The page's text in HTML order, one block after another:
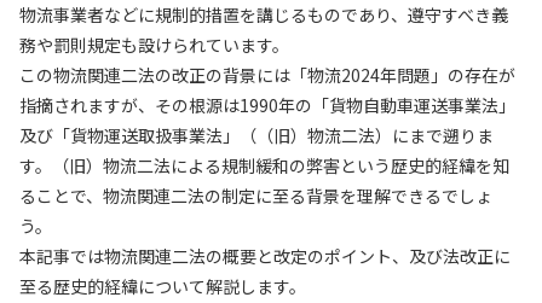
物流事業者などに規制的措置を講じるものであり、遵守すべき義
務や罰則規定も設けられています。
この物流関連二法の改正の背景には「物流2024年問題」の存在が
指摘されますが、その根源は1990年の「貨物自動車運送事業法」
及び「貨物運送取扱事業法」（（旧）物流二法）にまで遡りま
す。（旧）物流二法による規制緩和の弊害という歴史的経緯を知
ることで、物流関連二法の制定に至る背景を理解できるでしょ
う。
本記事では物流関連二法の概要と改定のポイント、及び法改正に
至る歴史的経緯について解説します。